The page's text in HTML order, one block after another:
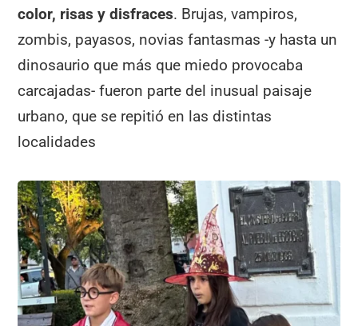
color, risas y disfraces. Brujas, vampiros,
zombis, payasos, novias fantasmas -y hasta un
dinosaurio que más que miedo provocaba
carcajadas- fueron parte del inusual paisaje
urbano, que se repitió en las distintas
localidades